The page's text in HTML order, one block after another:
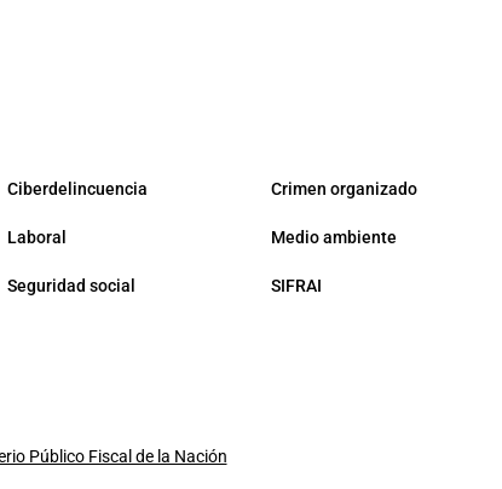
Ciberdelincuencia Crimen organizado
Laboral Medio ambiente
Seguridad social SIFRAI
Público Fiscal de la Nación